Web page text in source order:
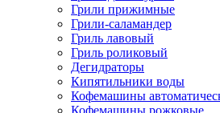
Грили прижимные
Грили-саламандер
Гриль лавовый
Гриль роликовый
Дегидраторы
Кипятильники воды
Кофемашины
Кофемашины рожковые